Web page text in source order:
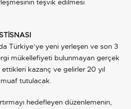
teşvik edilmesi
Türkiye’ye yeni yerleşen ve son 3
mükellefiyeti bulunmayan gerçek
ettikleri kazanç ve gelirler 20 yıl
tutulacak.
hedefleyen düzenlemenin,